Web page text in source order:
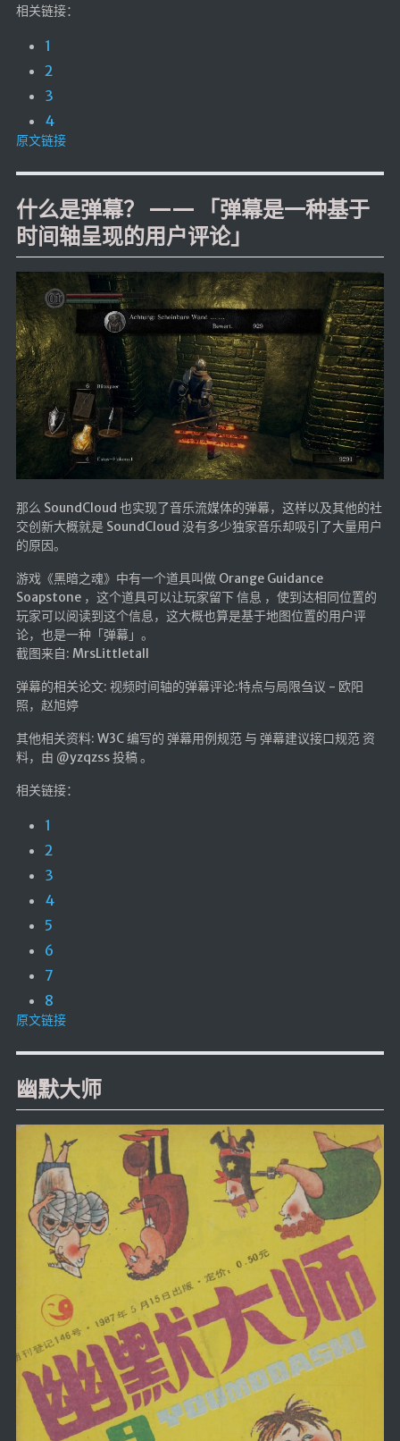
相关链接：
1
2
3
4
原文链接
什么是弹幕？ —— 「弹幕是一种基于
时间轴呈现的用户评论」
那么 SoundCloud 也实现了音乐流媒体的弹幕，这样以及其他的社
交创新大概就是 SoundCloud 没有多少独家音乐却吸引了大量用户
的原因。
游戏《黑暗之魂》中有一个道具叫做 Orange Guidance
Soapstone ，这个道具可以让玩家留下 信息 ，使到达相同位置的
玩家可以阅读到这个信息，这大概也算是基于地图位置的用户评
论，也是一种「弹幕」。
截图来自: MrsLittletall
弹幕的相关论文: 视频时间轴的弹幕评论:特点与局限刍议 - 欧阳
照，赵旭婷
其他相关资料: W3C 编写的 弹幕用例规范 与 弹幕建议接口规范 资
料，由 @yzqzss 投稿 。
相关链接：
1
2
3
4
5
6
7
8
原文链接
幽默大师